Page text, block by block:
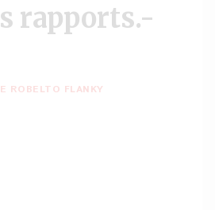
rapports.-
ROBELTO FLANKY